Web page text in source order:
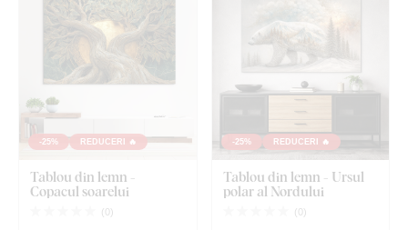
-25% REDUCERI 🔥
Tablou din lemn -
Copacul soarelui
( 0)
-25% REDUCERI 🔥
Tablou din lemn - Ursul
polar al Nordului
( 0)